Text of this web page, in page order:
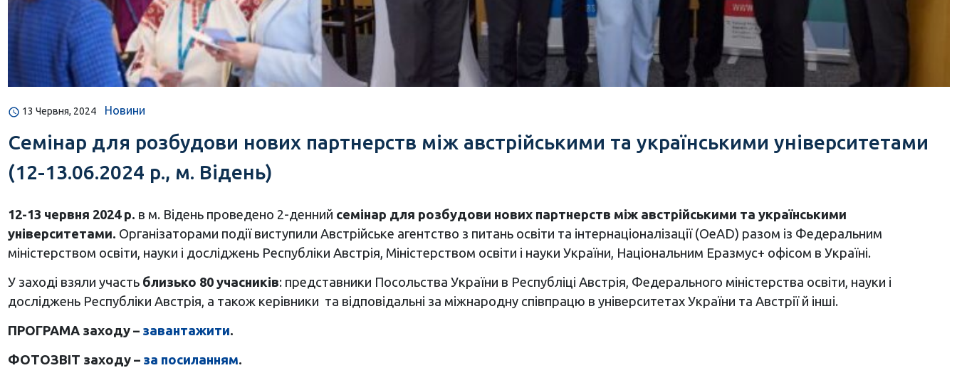
13 Червня, 2024 Новини
Семінар для розбудови нових партнерств між австрійськими та українськими університетами
(12-13.06.2024 р., м. Відень)
12-13 червня 2024 р. в м. Відень проведено 2-денний семінар для розбудови нових партнерств між австрійськими та українськими
університетами. Організаторами події виступили Австрійське агентство з питань освіти та інтернаціоналізації (OeAD) разом із Федеральним
міністерством освіти, науки і досліджень Республіки Австрія, Міністерством освіти і науки України, Національним Еразмус+ офісом в Україні.
У заході взяли участь близько 80 учасників: представники Посольства України в Республіці Австрія, Федерального міністерства освіти, науки і
досліджень Республіки Австрія, а також керівники та відповідальні за міжнародну співпрацю в університетах України та Австрії й інші.
ПРОГРАМА заходу – завантажити.
ФОТОЗВІТ заходу – за посиланням.